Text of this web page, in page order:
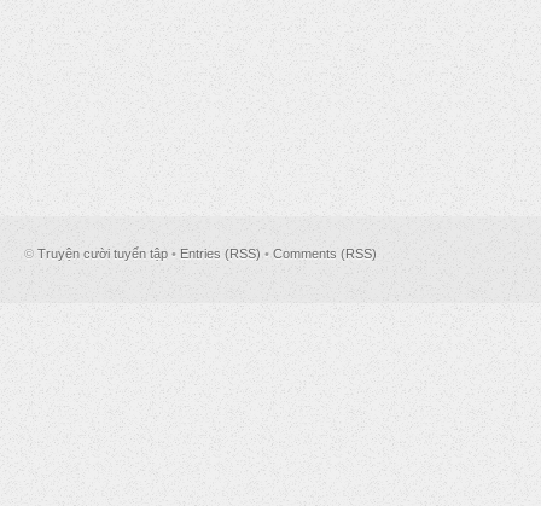
© Truyện cười tuyển tập • Entries (RSS) • Comments (RSS)